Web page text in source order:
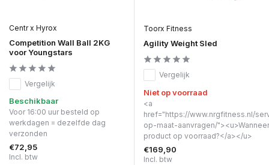
Centr x Hyrox
Competition Wall Ball 2KG
voor Youngstars
Vergelijk
Beschikbaar
Voor 16:00 uur besteld op
werkdagen = dezelfde dag
verzonden
€72,95
Incl. btw
Toorx Fitness
Agility Weight Sled
Vergelijk
Niet op voorraad
<a
href="https://www.nrgfitness.nl/
op-maat-aanvragen/
product op voorraad?</a></u>
€169,90
Incl. btw